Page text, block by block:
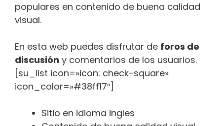
populares en contenido de buena calidad
visual.
En esta web puedes disfrutar de foros de
discusión y comentarios de los usuarios.
[su_list icon=»icon: check-square»
icon_color=»#38ff17″]
Sitio en idioma ingles